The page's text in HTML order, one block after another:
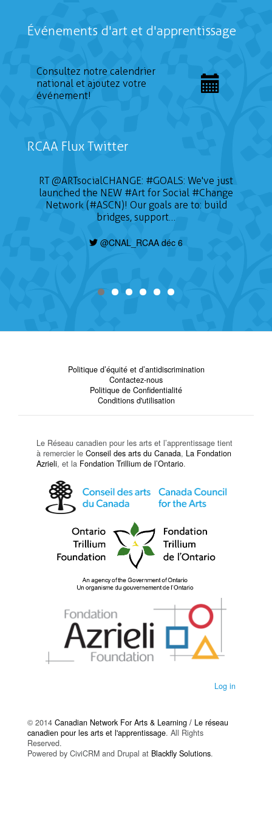
Événements d'art et d'apprentissage
Consultez notre calendrier
national et ajoutez votre
événement!
RCAA Flux Twitter
RT@ARTsocialCHANGE: #GOALS: We've just
launched the NEW #Art for Social #Change
Network (#ASCN)! Our goals are to: build
bridges, support…
@CNAL_RCAA déc 6
Politique d’équité et d’antidiscrimination
Contactez-nous
Politique de Confidentialité
Conditions d'utilisation
Le Réseau canadien pour les arts et l’apprentissage tient
à remercier le Conseil des arts du Canada, La Fondation
Azrieli, et la Fondation Trillium de l’Ontario.
Log in
© 2014 Canadian Network For Arts & Learning / Le réseau
canadien pour les arts et l'apprentissage. All Rights
Reserved.
Powered by CiviCRM and Drupal at Blackfly Solutions.